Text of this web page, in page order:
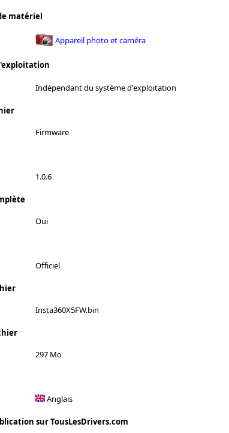
matériel
Appareil photo et caméra
Indépendant du système d'exploitation
Firmware
1.0.6
Oui
Officiel
Insta360X5FW.bin
297 Mo
Anglais
sur TousLesDrivers.com